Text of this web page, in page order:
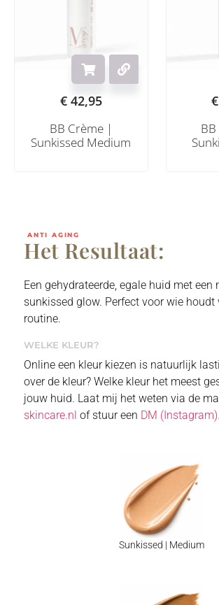
€42,95
BB Crème |
Sunkissed Medium
€
ANTI AGING
Het Resultaat:
Een gehydrateerde, egale huid met een
sunkissed glow. Perfect voor wie houdt
routine.
WELKE KLEUR?
Online een kleur kiezen is natuurlijk
over de kleur? Welke kleur het meest
jouw huid. Laat mij het weten via de
skincare.nl of stuur een DM (Instagram).
Sunkissed | Medium